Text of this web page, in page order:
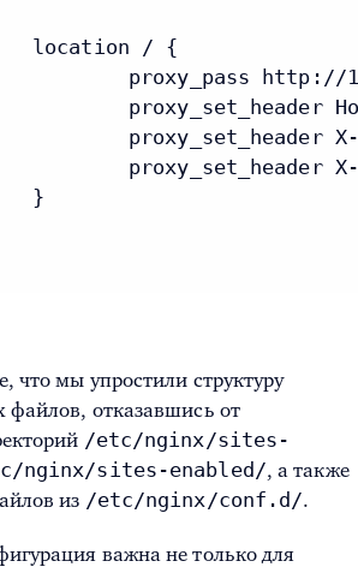
что мы упростили структуру
отказавшись от
/etc/nginx/sites-
nginx/sites-enabled/, а также
из /etc/nginx/conf.d/.
важна не только для